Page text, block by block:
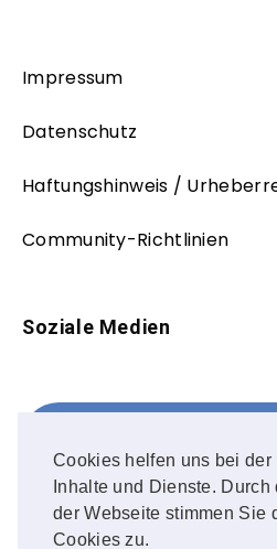
Cookies helfen uns bei
Inhalte und Dienste.
der Webseite stimmen Sie
Cookies zu.
Impressum
Datenschutz
Haftungshinweis /
Community-Richtlinien
Soziale Medien
FOLLOW ME!
Instagram
OUR PHOTOS!